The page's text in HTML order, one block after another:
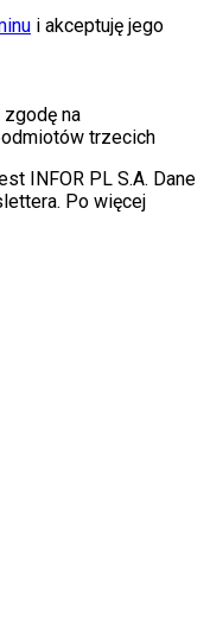
i akceptuję jego
na
trzecich
INFOR PL S.A. Dane
Po więcej